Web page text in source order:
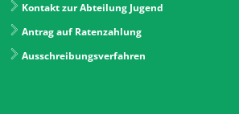
Kontakt zur Abteilung Jugend
Antrag auf Ratenzahlung
Ausschreibungsverfahren